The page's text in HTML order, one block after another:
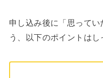
申し込み後に「思って
う、以下のポイントはし